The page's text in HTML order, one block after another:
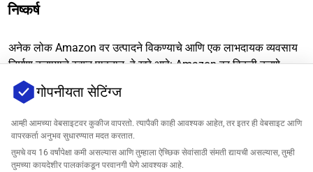
निष्कर्ष
अनेक लोक Amazon वर उत्पादने विकण्याचे आणि एक लाभदायक व्यवसाय
निर्माण करण्याचे स्वप्न पाहतात. हे खरे आहे: Amazon वर विक्री करणे
मोठ्या संधी देते. तथापि, यासाठी रणनीतिक नियोजन, सखोल बाजार विश्लेषण,
आणि सतत ऑप्टिमायझेशन आवश्यक आहे. यशस्वी विक्रेते प्लॅटफॉर्मच्या
स्वयंचलनासाठी स्मार्ट साधने वापरतात. उत्पादन संशोधन, सूची
ऑप्टिमायझेशन, किंमत निर्धारण, आणि विपणन धोरणांमध्ये तीव्रपणे गुंतलेले
असलेले लोक दीर्घकालीन स्पर्धेतून वेगळे ठरू शकतात आणि एक लाभदायक
गोपनीयता सेटिंग्ज
आम्ही आमच्या वेबसाइटवर कुकीज वापरतो. त्यापैकी काही आवश्यक आहेत, तर इतर ही वेबसाइट आणि
वापरकर्ता अनुभव सुधारण्यात मदत करतात.
तुमचे वय 16 वर्षांपेक्षा कमी असल्यास आणि तुम्हाला ऐच्छिक सेवांसाठी संमती द्यायची असल्यास, तुम्ही
तुमच्या कायदेशीर पालकांकडून परवानगी घेणे आवश्यक आहे.